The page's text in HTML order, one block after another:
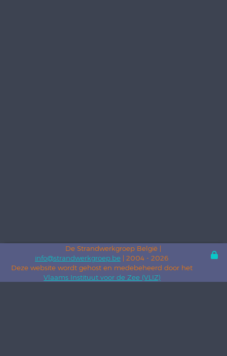
De Strandwerkgroep België |
info@strandwerkgroep.be | 2004 - 2026
Deze website wordt gehost en medebeheerd door het
Vlaams Instituut voor de Zee (VLIZ)